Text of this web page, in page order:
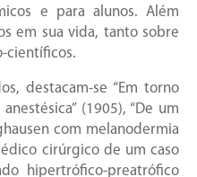
e para alunos. Além
em sua vida, tanto sobre
científicos.
destacam-se “Em torno
(1905), “De um
com melanodermia
cirúrgico de um caso
hipertrófico-preatrófico